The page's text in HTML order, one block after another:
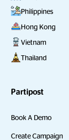
Philippines
Hong Kong
Vietnam
Thailand
Partipost
Book A Demo
Create Campaign